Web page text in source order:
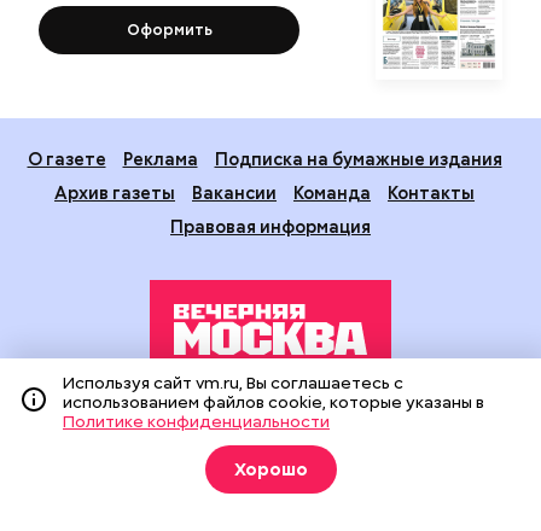
Оформить
О газете Реклама
Подписка на бумажные издания
Архив газеты
Вакансии Команда
Контакты
Правовая информация
Издание создано при финансовой поддержке Департамента
средств массовой информации и рекламы города Москвы.
На сайте применяются рекомендательные технологии
(информационные технологии предоставления информации
на основе сбора, систематизации и анализа сведений,
Используя сайт vm.ru, Вы соглашаетесь с
использованием файлов cookie, которые указаны в
Политике конфиденциальности
Хорошо